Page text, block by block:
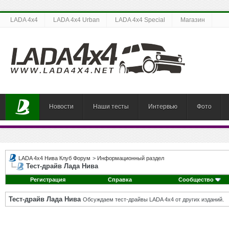
LADA 4x4 LADA 4x4 Urban LADA 4x4 Special Магазин
Новости Наши тесты Интервью Фото
LADA 4x4 Нива Клуб Форум > Информационный раздел
Тест-драйв Лада Нива
Регистрация Справка Сообщество
Тест-драйв Лада Нива Обсуждаем тест-драйвы LADA 4x4 от других изданий.